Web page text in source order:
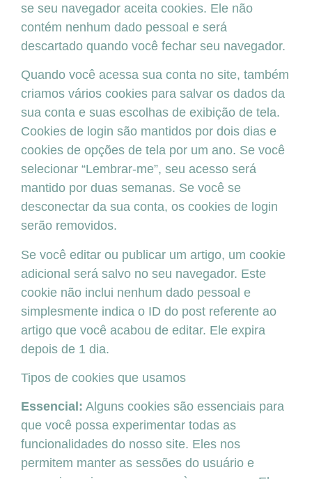
se seu navegador aceita cookies. Ele não
contém nenhum dado pessoal e será
descartado quando você fechar seu navegador.
Quando você acessa sua conta no site, também
criamos vários cookies para salvar os dados da
sua conta e suas escolhas de exibição de tela.
Cookies de login são mantidos por dois dias e
cookies de opções de tela por um ano. Se você
selecionar “Lembrar-me”, seu acesso será
mantido por duas semanas. Se você se
desconectar da sua conta, os cookies de login
serão removidos.
Se você editar ou publicar um artigo, um cookie
adicional será salvo no seu navegador. Este
cookie não inclui nenhum dado pessoal e
simplesmente indica o ID do post referente ao
artigo que você acabou de editar. Ele expira
depois de 1 dia.
Tipos de cookies que usamos
Essencial: Alguns cookies são essenciais para
que você possa experimentar todas as
funcionalidades do nosso site. Eles nos
permitem manter as sessões do usuário e